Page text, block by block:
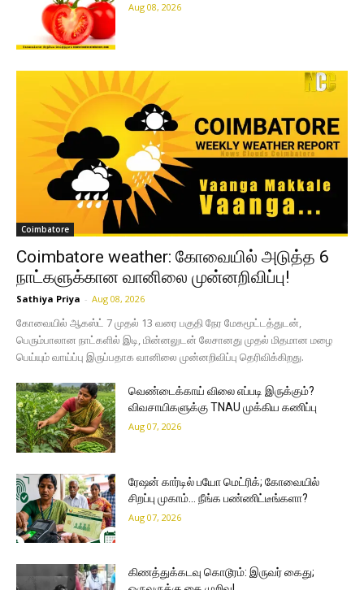
Aug 08, 2026
Coimbatore
Coimbatore weather: கோவையில் அடுத்த 6
நாட்களுக்கான வானிலை முன்னறிவிப்பு!
Sathiya Priya - Aug 08, 2026
கோவையில் ஆகஸ்ட் 7 முதல் 13 வரை பகுதி நேர மேகமூட்டத்துடன்,
பெரும்பாலான நாட்களில் இடி, மின்னலுடன் லேசானது முதல் மிதமான மழை
பெய்யும் வாய்ப்பு இருப்பதாக வானிலை முன்னறிவிப்பு தெரிவிக்கிறது.
வெண்டைக்காய் விலை எப்படி இருக்கும்?
விவசாயிகளுக்கு TNAU முக்கிய கணிப்பு
Aug 07, 2026
ரேஷன் கார்டில் பயோ மெட்ரிக்; கோவையில்
சிறப்பு முகாம்… நீங்க பண்ணிட்டீங்களா?
Aug 07, 2026
கிணத்துக்கடவு கொடூரம்: இருவர் கைது;